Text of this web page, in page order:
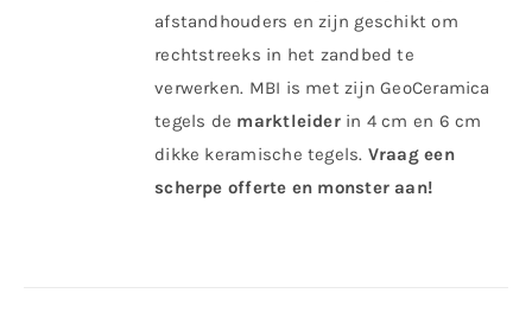
afstandhouders en zijn geschikt om
rechtstreeks in het zandbed te
verwerken. MBI is met zijn GeoCeramica
tegels de marktleiderin 4 cm en 6 cm
dikke keramische tegels. Vraag een
scherpe offerte en monster aan!